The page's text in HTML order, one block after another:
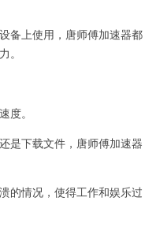
上使用，唐师傅加速器都
。
。
下载文件，唐师傅加速器
情况，使得工作和娱乐过